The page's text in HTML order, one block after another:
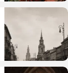
דעות